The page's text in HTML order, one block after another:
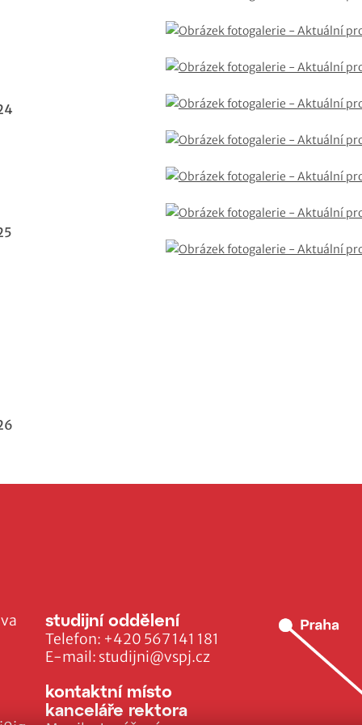
studijní oddělení
Telefon: +420 567 141 181
E-mail: studijni@vspj.cz
kontaktní místo
kanceláře rektora